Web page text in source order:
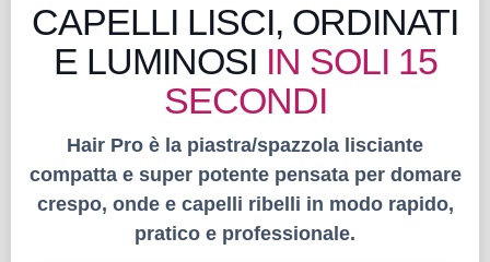
CAPELLI LISCI, ORDINATI
E LUMINOSI IN SOLI 15
SECONDI
Hair Pro è la piastra/spazzola lisciante
compatta e super potente pensata per domare
crespo, onde e capelli ribelli in modo rapido,
pratico e professionale.